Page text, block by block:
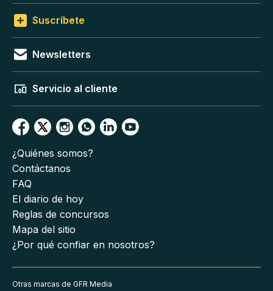
Suscríbete
Newsletters
Servicio al cliente
¿Quiénes somos?
Contáctanos
FAQ
El diario de hoy
Reglas de concursos
Mapa del sitio
¿Por qué confiar en nosotros?
Otras marcas de GFR Media